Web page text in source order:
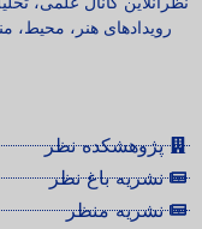
رویدادهای هنر،
پژوهشکده نظر
نشریه باغ نظر
نشریه منظر